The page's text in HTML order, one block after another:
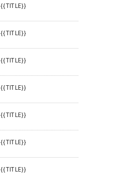
{{TITLE}}
{{TITLE}}
{{TITLE}}
{{TITLE}}
{{TITLE}}
{{TITLE}}
{{TITLE}}